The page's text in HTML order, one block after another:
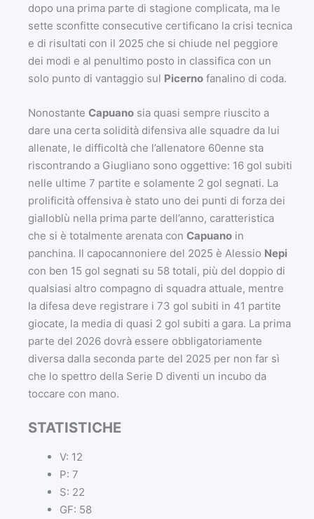
dopo una prima parte di stagione complicata, ma le
sette sconfitte consecutive certificano la crisi tecnica
e di risultati con il 2025 che si chiude nel peggiore
dei modi e al penultimo posto in classifica con un
solo punto di vantaggio sul Picerno fanalino di coda.
Nonostante Capuano sia quasi sempre riuscito a
dare una certa solidità difensiva alle squadre da lui
allenate, le difficoltà che l’allenatore 60enne sta
riscontrando a Giugliano sono oggettive: 16 gol subiti
nelle ultime 7 partite e solamente 2 gol segnati. La
prolificità offensiva è stato uno dei punti di forza dei
gialloblù nella prima parte dell’anno, caratteristica
che si è totalmente arenata con Capuano in
panchina. Il capocannoniere del 2025 è Alessio Nepi
con ben 15 gol segnati su 58 totali, più del doppio di
qualsiasi altro compagno di squadra attuale, mentre
la difesa deve registrare i 73 gol subiti in 41 partite
giocate, la media di quasi 2 gol subiti a gara. La prima
parte del 2026 dovrà essere obbligatoriamente
diversa dalla seconda parte del 2025 per non far sì
che lo spettro della Serie D diventi un incubo da
toccare con mano.
STATISTICHE
V: 12
P: 7
S: 22
GF: 58